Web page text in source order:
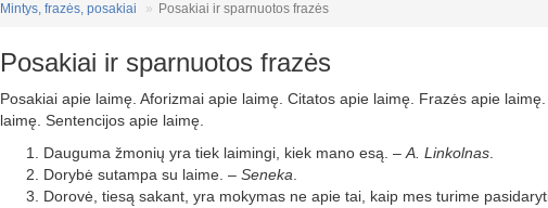
Mintys, frazės, posakiai Posakiai ir sparnuotos frazės
Posakiai ir sparnuotos frazės
Posakiai apie laimę. Aforizmai apie laimę. Citatos apie laimę. Frazės apie
laimę. Sentencijos apie laimę.
Dauguma žmonių yra tiek laimingi, kiek mano esą. – A. Linkolnas.
Dorybė sutampa su laime. – Seneka
Dorovė, tiesą sakant, yra mokymas ne apie tai, kaip mes turime